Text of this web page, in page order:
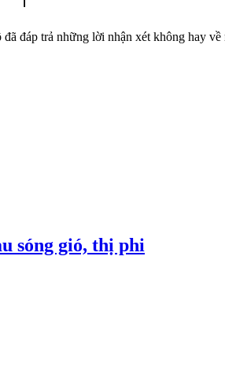
đáp trả những lời nhận xét không hay
sóng gió, thị phi